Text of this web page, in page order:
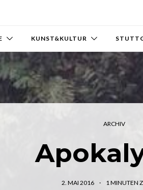
KUNST&KULTUR
ARCHIV
2. MAI 2016 1MINUTEN